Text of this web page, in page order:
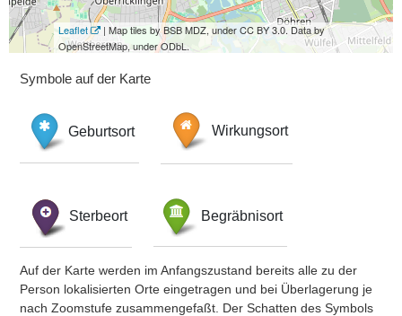
Leaflet
| Map tiles by BSB MDZ, under CC BY 3.0. Data by
OpenStreetMap, under ODbL.
Symbole auf der Karte
Geburtsort Wirkungsort
Sterbeort Begräbnisort
Auf der Karte werden im Anfangszustand bereits alle zu der
Person lokalisierten Orte eingetragen und bei Überlagerung je
nach Zoomstufe zusammengefaßt. Der Schatten des Symbols